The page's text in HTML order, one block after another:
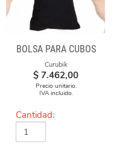
BOLSA PARA CUBOS
Curubik
$ 7.462,00
Precio unitario.
IVA incluido.
Cantidad: